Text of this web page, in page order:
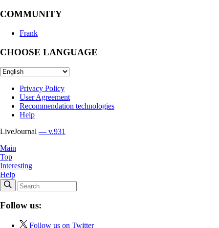
COMMUNITY
Frank
CHOOSE LANGUAGE
Privacy Policy
User Agreement
Recommendation technologies
Help
LiveJournal — v.931
Main
Top
Interesting
Help
Follow us:
Follow us on Twitter